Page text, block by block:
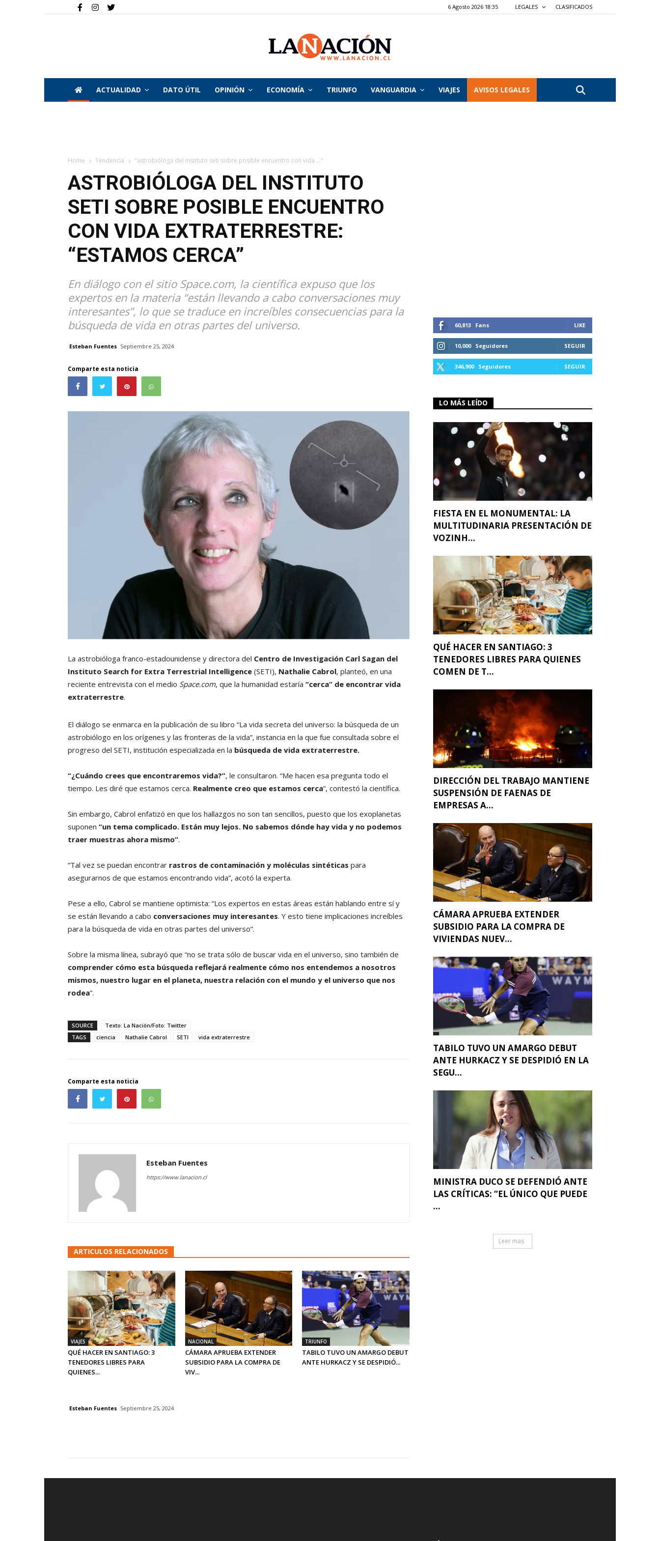
6 Agosto 2026 18:35 LEGALES CLASIFICADOS
La
ACTUALIDAD DATO ÚTIL OPINIÓN ECONOMÍA TRIUNFO VANGUARDIA VIAJES AVISOS LEGALES
Home Tendencia "astrobióloga del instituto seti sobre posible encuentro con vida ..."
ASTROBIÓLOGA DEL INSTITUTO
SETI SOBRE POSIBLE ENCUENTRO
CON VIDA EXTRATERRESTRE:
“ESTAMOS CERCA”
En diálogo con el sitio Space.com, la científica expuso que los
expertos en la materia “están llevando a cabo conversaciones muy
interesantes”, lo que se traduce en increíbles consecuencias para la
búsqueda de vida en otras partes del universo.
Esteban Fuentes Septiembre 25, 2024
Comparte esta noticia
La astrobióloga franco-estadounidense y directora del Centro de Investigación Carl Sagan del
Instituto Search for Extra Terrestrial Intelligence (SETI), Nathalie Cabrol, planteó, en una
reciente entrevista con el medio Space.com, que la humanidad estaría “cerca” de encontrar vida
extraterrestre.
El diálogo se enmarca en la publicación de su libro “La vida secreta del universo: la búsqueda de un
astrobiólogo en los orígenes y las fronteras de la vida”, instancia en la que fue consultada sobre el
progreso del SETI, institución especializada en la búsqueda de vida extraterrestre.
“¿Cuándo crees que encontraremos vida?”, le consultaron. “Me hacen esa pregunta todo el
tiempo. Les diré que estamos cerca. Realmente creo que estamos cerca”, contestó la científica.
Sin embargo, Cabrol enfatizó en que los hallazgos no son tan sencillos, puesto que los exoplanetas
suponen “un tema complicado. Están muy lejos. No sabemos dónde hay vida y no podemos
traer muestras ahora mismo”.
“Tal vez se puedan encontrar rastros de contaminación y moléculas sintéticas para
asegurarnos de que estamos encontrando vida”, acotó la experta.
Pese a ello, Cabrol se mantiene optimista: “Los expertos en estas áreas están hablando entre sí y
se están llevando a cabo conversaciones muy interesantes. Y esto tiene implicaciones increíbles
para la búsqueda de vida en otras partes del universo”.
Sobre la misma línea, subrayó que “no se trata sólo de buscar vida en el universo, sino también de
comprender cómo esta búsqueda reflejará realmente cómo nos entendemos a nosotros
mismos, nuestro lugar en el planeta, nuestra relación con el mundo y el universo que nos
rodea”.
SOURCE
Texto: La Nación/Foto: Twitter
TAGS
ciencia Nathalie Cabrol SETI vida extraterrestre
Comparte esta noticia
Esteban Fuentes
https://www.lanacion.cl
ARTICULOS RELACIONADOS
VIAJES
QUÉ HACER EN SANTIAGO: 3
TENEDORES LIBRES PARA
QUIENES...
NACIONAL
CÁMARA APRUEBA EXTENDER
SUBSIDIO PARA LA COMPRA DE
VIV...
TRIUNFO
TABILO TUVO UN AMARGO DEBUT
ANTE HURKACZ Y SE DESPIDIÓ...
60,813 Fans LIKE
10,000 Seguidores SEGUIR
346,900 Seguidores SEGUIR
LO MÁS LEÍDO
FIESTA EN EL MONUMENTAL: LA
MULTITUDINARIA PRESENTACIÓN DE
VOZINH...
QUÉ HACER EN SANTIAGO: 3
TENEDORES LIBRES PARA QUIENES
COMEN DE T...
DIRECCIÓN DEL TRABAJO MANTIENE
SUSPENSIÓN DE FAENAS DE
EMPRESAS A...
CÁMARA APRUEBA EXTENDER
SUBSIDIO PARA LA COMPRA DE
VIVIENDAS NUEV...
TABILO TUVO UN AMARGO DEBUT
ANTE HURKACZ Y SE DESPIDIÓ EN LA
SEGU...
MINISTRA DUCO SE DEFENDIÓ ANTE
LAS CRÍTICAS: “EL ÚNICO QUE PUEDE
...
Leer mas
Esteban Fuentes Septiembre 25, 2024